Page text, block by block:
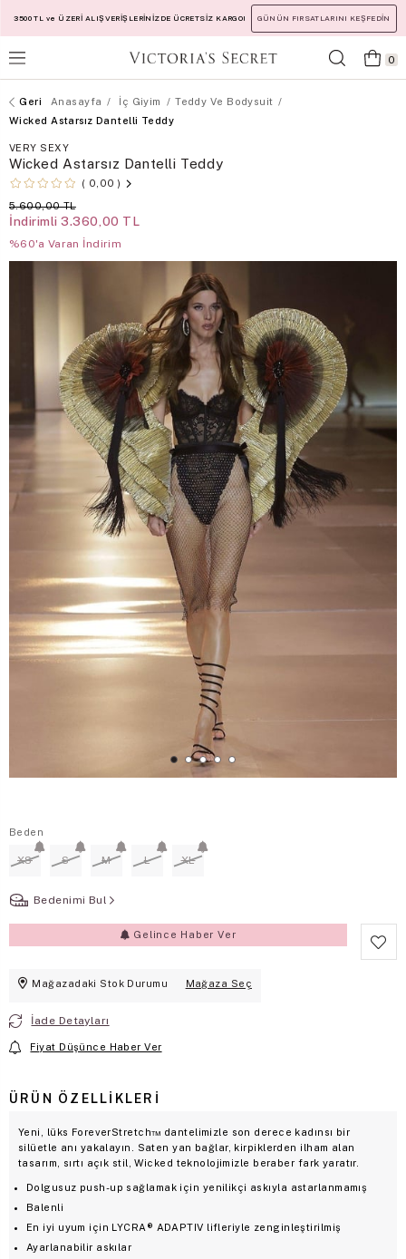
3500 TL ve ÜZERİ ALIŞVERİŞLERİNİZDE ÜCRETSİZ KARGO! GÜNÜN FIRSATLARINI KEŞFEDİN
0
Anasayfa İç Giyim
Teddy Ve Bodysuit
Wicked Astarsız Dantelli Teddy
VERY SEXY
Wicked Astarsız Dantelli Teddy
0,00
5.600,00 TL
İndirimli 3.360,00 TL
%60'a Varan İndirim
Beden
XS S M L XL
Bedenimi Bul
Gelince Haber Ver
Mağazadaki Stok Durumu Mağaza Seç
İade Detayları
Fiyat Düşünce Haber Ver
ÜRÜN ÖZELLIKLERI
Yeni, lüks ForeverStretch™ dantelimizle son derece kadınsı bir
silüetle anı yakalayın. Saten yan bağlar, kirpiklerden ilham alan
tasarım, sırtı açık stil, Wicked teknolojimizle beraber fark yaratır.
Dolgusuz push-up sağlamak için yenilikçi askıyla astarlanmamış
Balenli
En iyi uyum için LYCRA® ADAPTIV lifleriyle zenginleştirilmiş
Ayarlanabilir askılar